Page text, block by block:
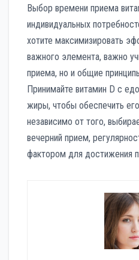
Выбор времени приема
индивидуальных
хотите максимизировать
важного элемента, важно
приема, но и общие
Принимайте витамин D с
жиры, чтобы обеспечить
независимо от того,
вечерний прием,
фактором для достижения